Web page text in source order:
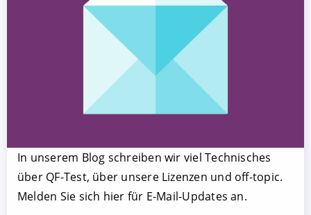
In unserem Blog schreiben wir viel Technisches
über QF-Test, über unsere Lizenzen und off-topic.
Melden Sie sich hier für E-Mail-Updates an.